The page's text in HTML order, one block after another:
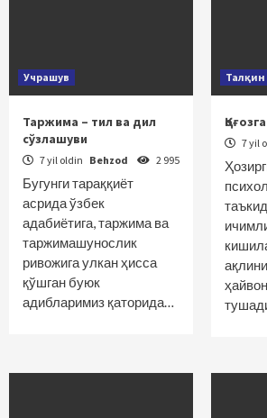
Учрашув
Таржима – тил ва дил
сўзлашуви
7 yil oldin Behzod 2 995
Бугунги тараққиёт
асрида ўзбек
адабиётига, таржима ва
таржимашунослик
ривожига улкан ҳисса
қўшган буюк
адибларимиз қаторида…
Талқин
7 yil